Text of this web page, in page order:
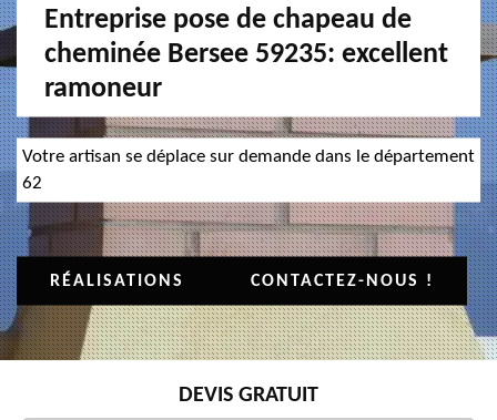
Entreprise pose de chapeau de
cheminée Bersee 59235: excellent
ramoneur
Votre artisan se déplace sur demande dans le département
62
RÉALISATIONS CONTACTEZ-NOUS !
DEVIS GRATUIT